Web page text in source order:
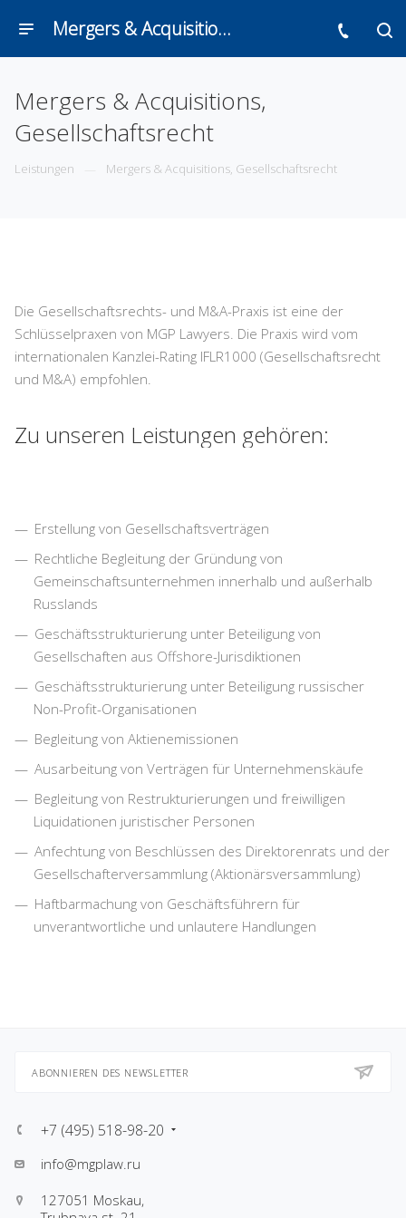
Mergers & Acquisitions, Gesellschaftsrecht
Mergers & Acquisitions,
Gesellschaftsrecht
Leistungen Mergers & Acquisitions, Gesellschaftsrecht
Die Gesellschaftsrechts- und M&A-Praxis ist eine der
Schlüsselpraxen von MGP Lawyers. Die Praxis wird vom
internationalen Kanzlei-Rating IFLR1000 (Gesellschaftsrecht
und M&A) empfohlen.
Zu unseren Leistungen gehören:
Erstellung von Gesellschaftsverträgen
Rechtliche Begleitung der Gründung von
Gemeinschaftsunternehmen innerhalb und außerhalb
Russlands
Geschäftsstrukturierung unter Beteiligung von
Gesellschaften aus Offshore-Jurisdiktionen
Geschäftsstrukturierung unter Beteiligung russischer
Non-Profit-Organisationen
Begleitung von Aktienemissionen
Ausarbeitung von Verträgen für Unternehmenskäufe
Begleitung von Restrukturierungen und freiwilligen
Liquidationen juristischer Personen
Anfechtung von Beschlüssen des Direktorenrats und der
Gesellschafterversammlung (Aktionärsversammlung)
Haftbarmachung von Geschäftsführern für
unverantwortliche und unlautere Handlungen
ABONNIEREN DES NEWSLETTER
+7 (495) 518-98-20
info@mgplaw.ru
127051 Moskau,